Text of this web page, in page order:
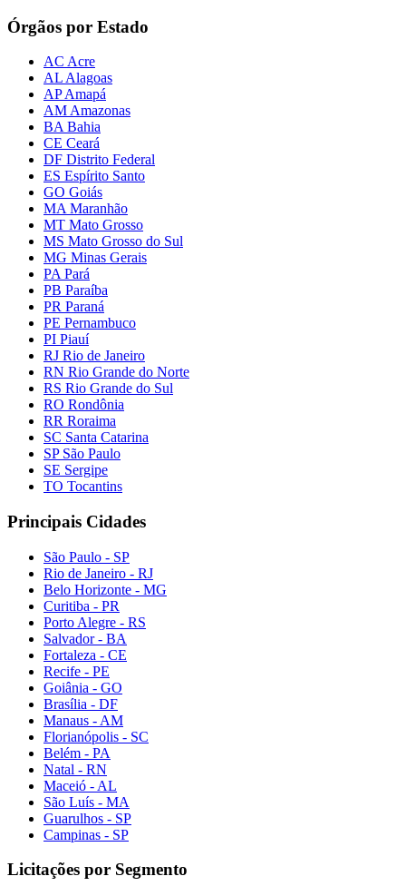
Órgãos por Estado
AC Acre
AL Alagoas
AP Amapá
AM Amazonas
BA Bahia
CE Ceará
DF Distrito Federal
ES Espírito Santo
GO Goiás
MA Maranhão
MT Mato Grosso
MS Mato Grosso do Sul
MG Minas Gerais
PA Pará
PB Paraíba
PR Paraná
PE Pernambuco
PI Piauí
RJ Rio de Janeiro
RN Rio Grande do Norte
RS Rio Grande do Sul
RO Rondônia
RR Roraima
SC Santa Catarina
SP São Paulo
SE Sergipe
TO Tocantins
Principais Cidades
São Paulo - SP
Rio de Janeiro - RJ
Belo Horizonte - MG
Curitiba - PR
Porto Alegre - RS
Salvador - BA
Fortaleza - CE
Recife - PE
Goiânia - GO
Brasília - DF
Manaus - AM
Florianópolis - SC
Belém - PA
Natal - RN
Maceió - AL
São Luís - MA
Guarulhos - SP
Campinas - SP
Licitações por Segmento